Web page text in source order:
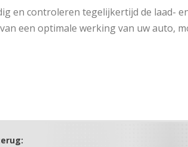
en controleren tegelijkertijd de laad-
een optimale werking van uw auto,